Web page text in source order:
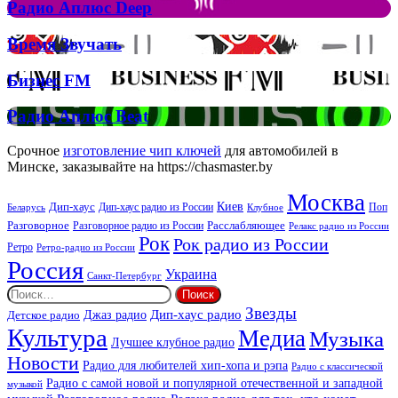
Джона
та
Брітні
Спірс
Радио
Аплюс
Deep
Радио Аплюс Deep
Время
Звучать
Время Звучать
Бизнес
Бизнес FM
Радио
Аплюс
Beat
Радио Аплюс Beat
Срочное изготовление чип ключей для автомобилей в
Минске, заказывайте на https://chasmaster.by
Беларусь Дип-хаус Дип-хаус радио из России Киев Клубное Москва Поп
Разговорное Разговорное радио из России Расслабляющее Релакс радио из России
Ретро Ретро-радио из России РокРок радио из России
Россия Санкт-Петербург Украина
Найти:
Детское радио Джаз радио Дип-хаус радио Звезды
Культура Лучшее клубное радио МедиаМузыка
Новости Радио для любителей хип-хопа и рэпа Радио с классической
музыкой Радио с самой новой и популярной отечественной и западной